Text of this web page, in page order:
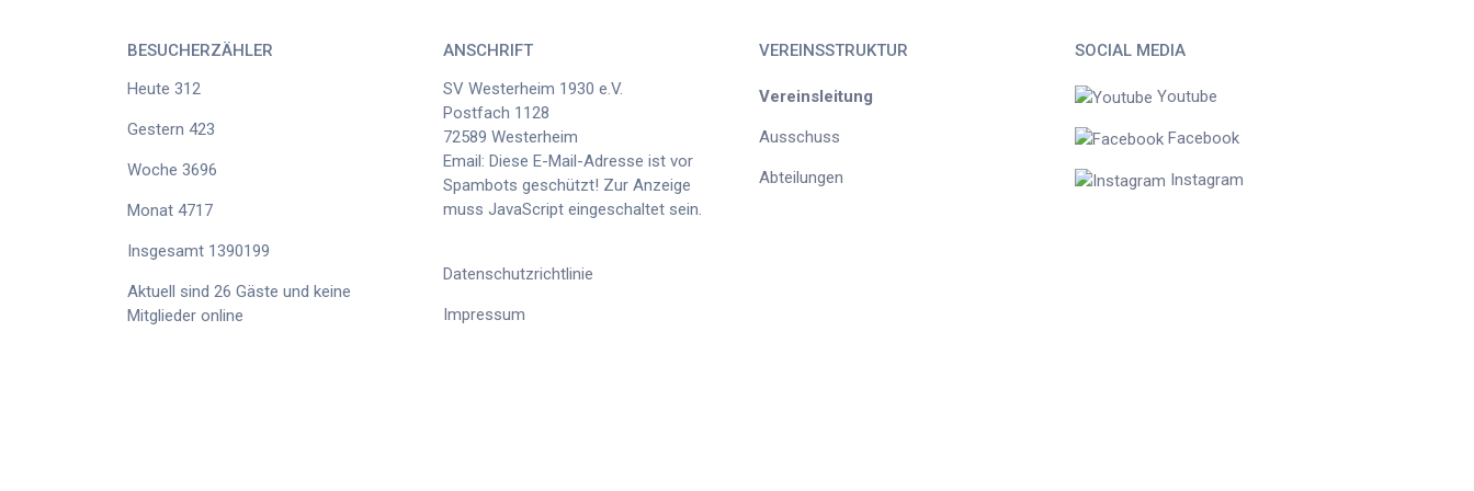
BESUCHERZÄHLER
Heute 312
Gestern 423
Woche 3696
Monat 4717
Insgesamt 1390199
Aktuell sind 26 Gäste und keine
Mitglieder online
ANSCHRIFT
SV Westerheim 1930 e.V.
Postfach 1128
72589 Westerheim
Email: Diese E-Mail-Adresse ist vor
Spambots geschützt! Zur Anzeige
muss JavaScript eingeschaltet sein.
Datenschutzrichtlinie
Impressum
VEREINSSTRUKTUR
Vereinsleitung
Ausschuss
Abteilungen
SOCIAL MEDIA
Youtube
Facebook
Instagram